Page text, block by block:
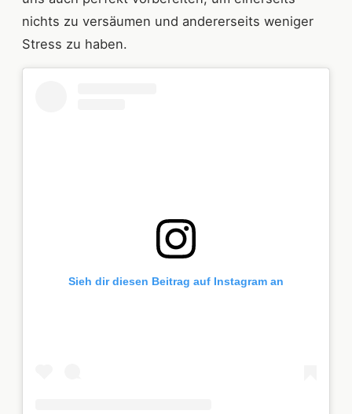
nichts zu versäumen und andererseits weniger
Stress zu haben.
Sieh dir diesen Beitrag auf Instagram an